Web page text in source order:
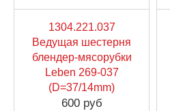
1304.221.037
Ведущая шестерня
блендер-мясорубки
Leben 269-037
(D=37/14mm)
600 руб